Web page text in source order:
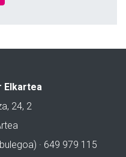
Elkartea
24, 2
· 649 979 115